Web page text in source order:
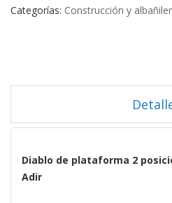
Categorías: Construcción y
Diablo de plataforma 2
Adir